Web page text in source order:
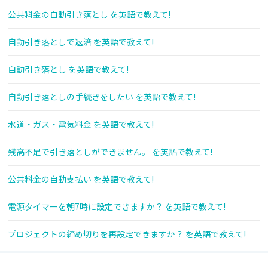
公共料金の自動引き落とし を英語で教えて!
自動引き落としで返済 を英語で教えて!
自動引き落とし を英語で教えて!
自動引き落としの手続きをしたい を英語で教えて!
水道・ガス・電気料金 を英語で教えて!
残高不足で引き落としができません。 を英語で教えて!
公共料金の自動支払い を英語で教えて!
電源タイマーを朝7時に設定できますか？ を英語で教えて!
プロジェクトの締め切りを再設定できますか？ を英語で教えて!